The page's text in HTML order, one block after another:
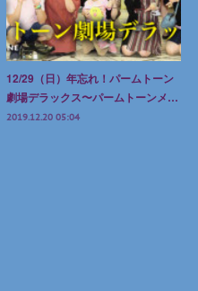
12/29（日）年忘れ！パームトーン
劇場デラックス〜パームトーンメ…
2019.12.20 05:04